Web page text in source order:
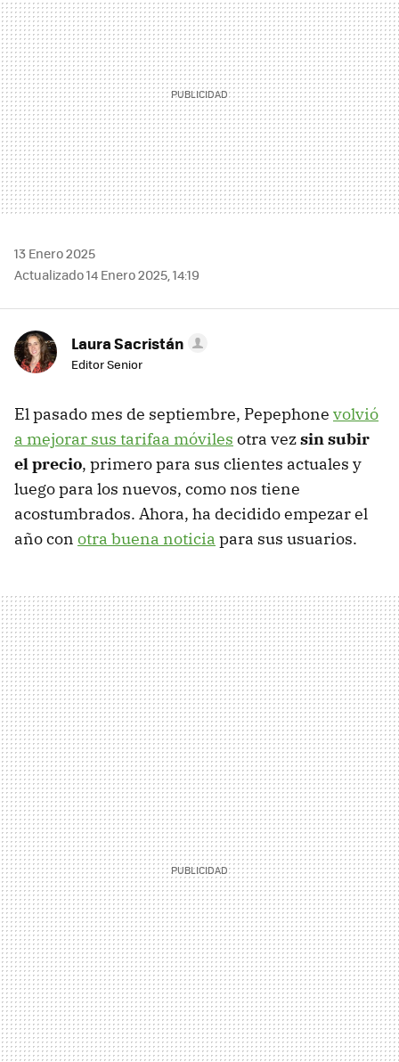
13 Enero 2025
Actualizado 14 Enero 2025, 14:19
Laura Sacristán
Editor Senior
El pasado mes de septiembre, Pepephone volvió
a mejorar sus tarifaa móviles otra vezsin subir
el precio, primero para sus clientes actuales y
luego para los nuevos, como nos tiene
acostumbrados. Ahora, ha decidido empezar el
año con otra buena noticia para sus usuarios.